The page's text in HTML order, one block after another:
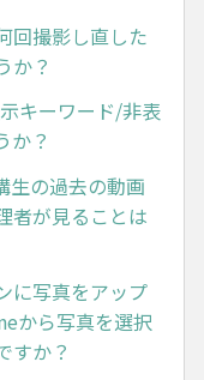
回撮影し直した
か？
キーワード/非表
か？
生の過去の動画
者が見ることは
に写真をアップ
から写真を選択
すか？